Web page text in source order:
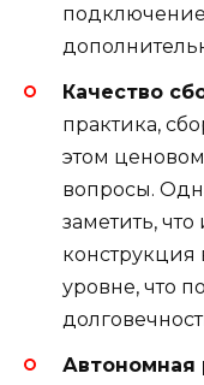
Качество
практика,
этом
вопросы.
заметить,
уровне, что
Автономная